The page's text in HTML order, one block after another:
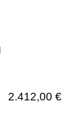
2.412,00 €